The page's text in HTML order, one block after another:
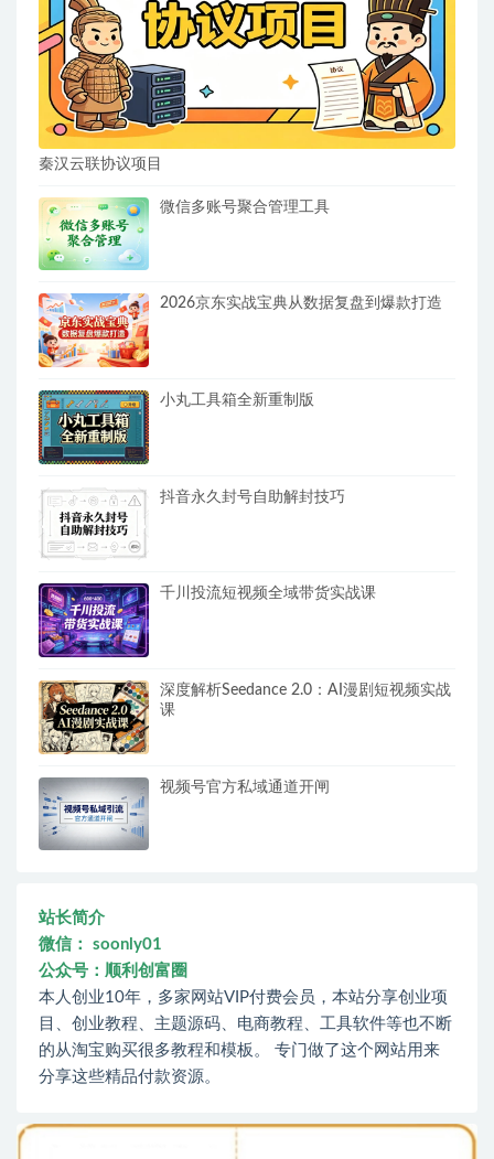
秦汉云联协议项目
微信多账号聚合管理工具
2026京东实战宝典从数据复盘到爆款打造
小丸工具箱全新重制版
抖音永久封号自助解封技巧
千川投流短视频全域带货实战课
深度解析Seedance 2.0：AI漫剧短视频实战
课
视频号官方私域通道开闸
站长简介
微信： soonly01
公众号：顺利创富圈
本人创业10年，多家网站VIP付费会员，本站分享创业项
目、创业教程、主题源码、电商教程、工具软件等也不断
的从淘宝购买很多教程和模板。 专门做了这个网站用来
分享这些精品付款资源。